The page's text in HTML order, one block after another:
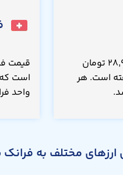
قیمت کرون دانمارک امروز پنجشنبه ۱۵ مرداد ۱۴۰۵، در بازار ۲۸,۹۶۰ تومان
کاهش یافته است. هر
واحد فرانک
ارزهای مختلف به